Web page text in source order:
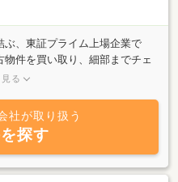
ぶ、東証プライム上場企業で
件を買い取り、細部までチェ
ォームしているので、ご購入
る
社が取り扱う
探す